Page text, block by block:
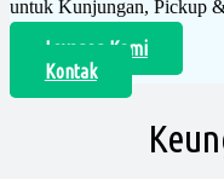
untuk Kunjungan, Pickup
Layanan Kami
Kontak